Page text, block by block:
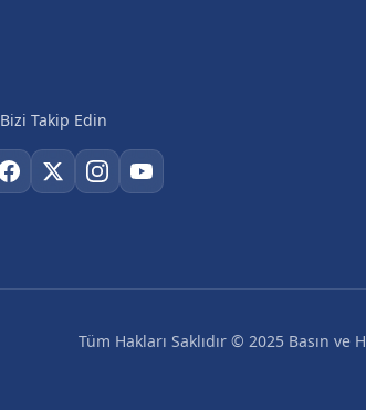
Bizi Takip Edin
Tüm Hakları Saklıdır © 2025 Basın